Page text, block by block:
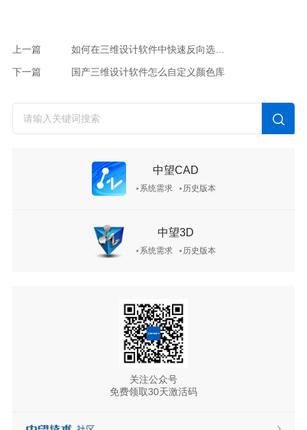
上一篇 如何在三维设计软件中快速反向选取其他同类特征？
下一篇 国产三维设计软件怎么自定义颜色库
中望CAD
系统需求 历史版本
中望3D
系统需求 历史版本
关注公众号
免费领取30天激活码